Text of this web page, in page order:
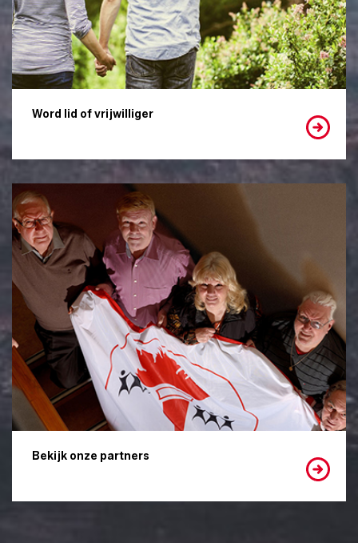
Word lid of vrijwilliger
Bekijk onze partners